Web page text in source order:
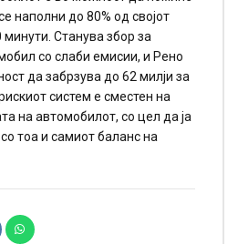
наполни до 80% од својот
Станува збор за
со слаби емисии, и Рено
да забрзува до 62 милји за
систем е сместен на
на автомобилот, со цел да ја
тоа и самиот баланс на